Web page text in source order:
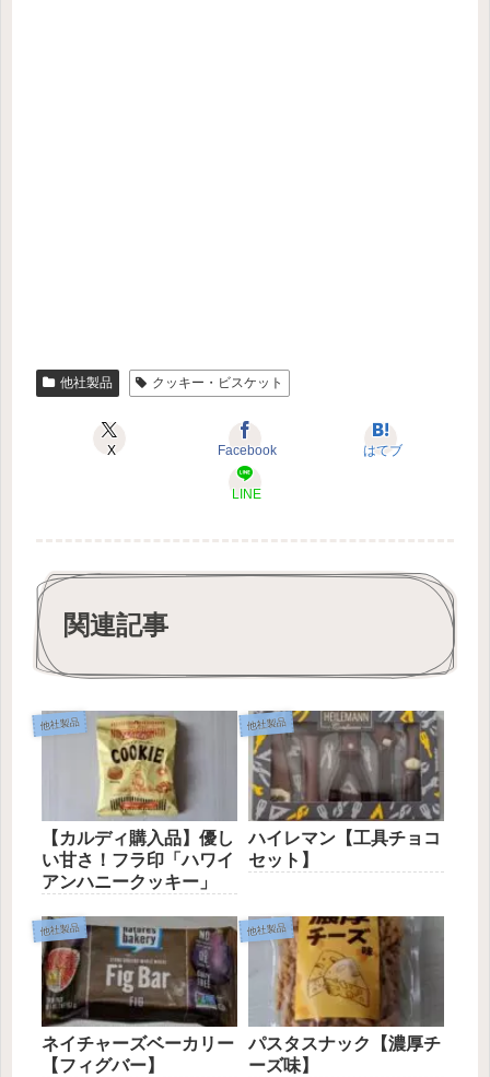
他社製品 クッキー・ビスケット
X Facebook はてブ
LINE
関連記事
他社製品
【カルディ購入品】優し
い甘さ！フラ印「ハワイ
アンハニークッキー」
他社製品
ハイレマン【工具チョコ
セット】
他社製品
ネイチャーズベーカリー
【フィグバー】
他社製品
パスタスナック【濃厚チ
ーズ味】